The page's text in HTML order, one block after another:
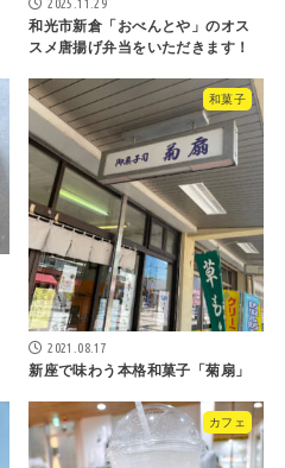
2025.11.29
和光市新倉「おべんとや」のオス
スメ唐揚げ弁当をいただきます！
和菓子
2021.08.17
新座で味わう本格和菓子「菊扇」
カフェ